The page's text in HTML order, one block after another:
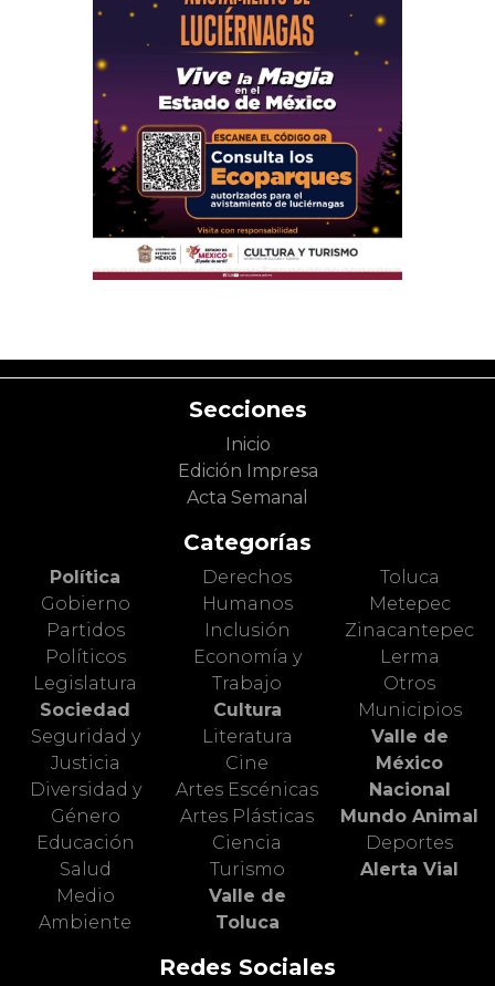
Secciones
Inicio
Edición Impresa
Acta Semanal
Categorías
Política
Gobierno
Partidos
Políticos
Legislatura
Sociedad
Seguridad y
Justicia
Diversidad y
Género
Educación
Salud
Medio
Ambiente
Derechos
Humanos
Inclusión
Economía y
Trabajo
Cultura
Literatura
Cine
Artes Escénicas
Artes Plásticas
Ciencia
Turismo
Valle de
Toluca
Toluca
Metepec
Zinacantepec
Lerma
Otros
Municipios
Valle de
México
Nacional
Mundo Animal
Deportes
Alerta Vial
Redes Sociales